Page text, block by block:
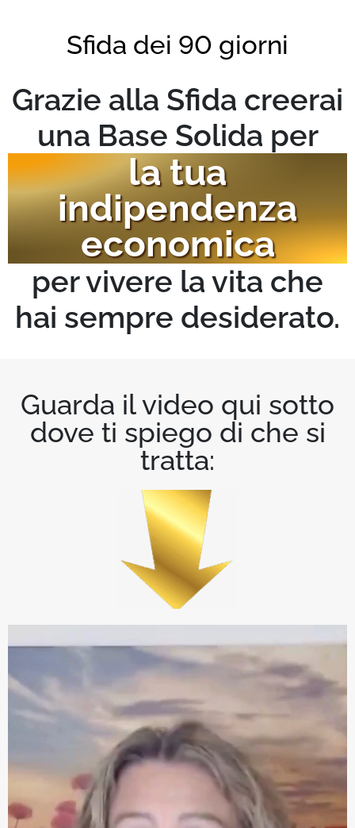
Sfida dei 90 giorni
Grazie alla Sfida creerai
una Base Solida per
la tua
indipendenza
economica
per vivere la vita che
hai sempre desiderato.
Guarda il video qui sotto
dove ti spiego di che si
tratta: